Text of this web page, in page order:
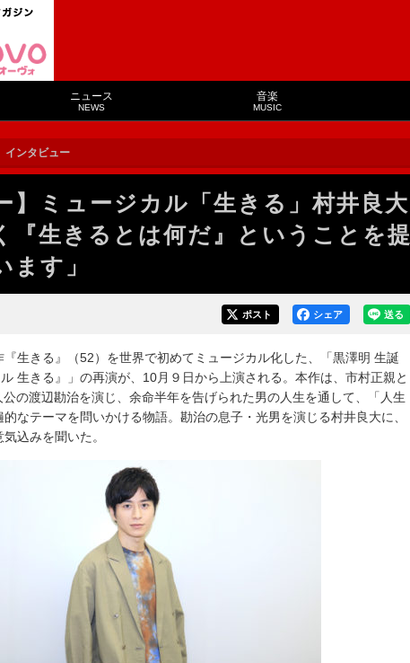
ニュース
NEWS
音楽
MUSIC
インタビュー
】ミュージカル「生きる」村井良大
『生きるとは何だ』ということを提
ます」
送る
シェア
ポスト
生きる』（52）を世界で初めてミュージカル化した、「黒澤明 生誕
生きる』」の再演が、10月９日から上演される。本作は、市村正親と
の渡辺勘治を演じ、余命半年を告げられた男の人生を通して、「人生
なテーマを問いかける物語。勘治の息子・光男を演じる村井良大に、
込みを聞いた。